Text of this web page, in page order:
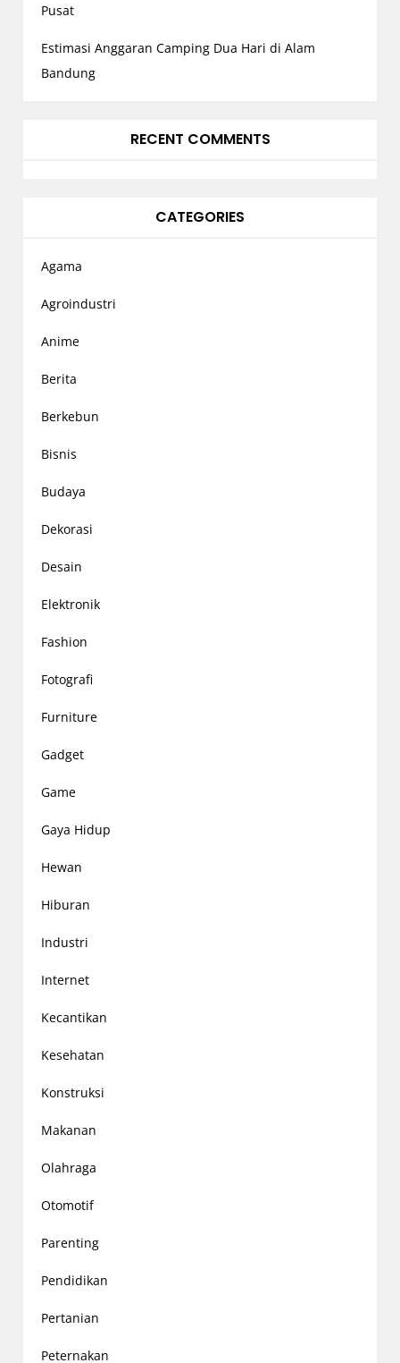
Pusat
Estimasi Anggaran Camping Dua Hari di Alam
Bandung
RECENT COMMENTS
CATEGORIES
Agama
Agroindustri
Anime
Berita
Berkebun
Bisnis
Budaya
Dekorasi
Desain
Elektronik
Fashion
Fotografi
Furniture
Gadget
Game
Gaya Hidup
Hewan
Hiburan
Industri
Internet
Kecantikan
Kesehatan
Konstruksi
Makanan
Olahraga
Otomotif
Parenting
Pendidikan
Pertanian
Peternakan